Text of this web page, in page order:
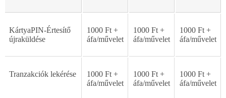
KártyaPIN-Értesítő
újraküldése
1000 Ft +
áfa/művelet
1000 Ft +
áfa/művelet
1000 Ft +
áfa/művelet
Tranzakciók lekérése 1000 Ft +
áfa/művelet
1000 Ft +
áfa/művelet
1000 Ft +
áfa/művelet